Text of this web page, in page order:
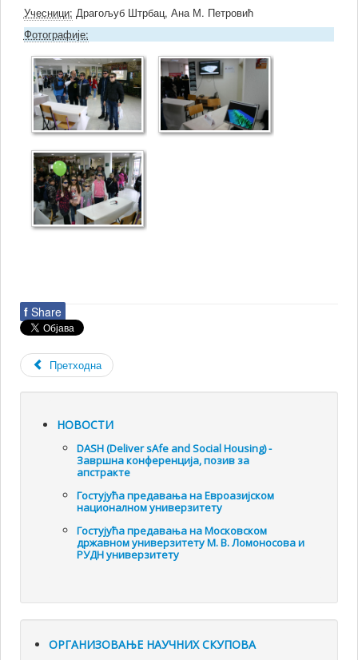
Учесници: Драгољуб Штрбац, Ана М. Петровић
Фотографије:
f Share
Претходна
НОВОСТИ
DASH (Deliver sAfe and Social Housing) -
Завршна конференција, позив за
апстракте
Гостујућа предавања на Евроазијском
националном универзитету
Гостујућа предавања на Московском
државном универзитету М. В. Ломоносова и
РУДН универзитету
ОРГАНИЗОВАЊЕ НАУЧНИХ СКУПОВА